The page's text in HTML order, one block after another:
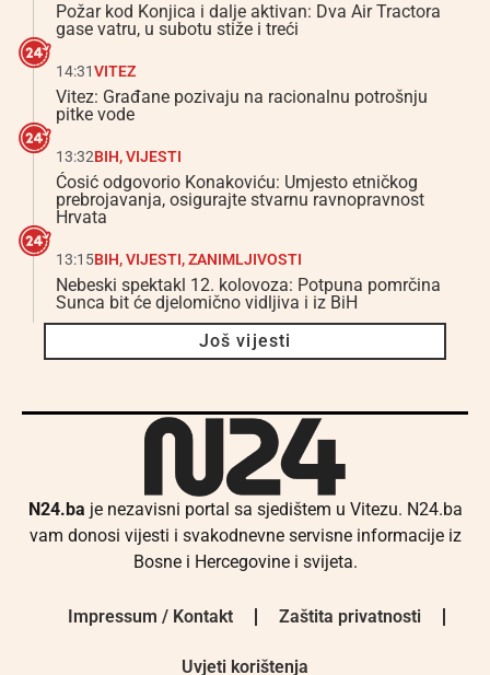
Požar kod Konjica i dalje aktivan: Dva Air Tractora
gase vatru, u subotu stiže i treći
14:31VITEZ
Vitez: Građane pozivaju na racionalnu potrošnju
pitke vode
13:32BIH,VIJESTI
Ćosić odgovorio Konakoviću: Umjesto etničkog
prebrojavanja, osigurajte stvarnu ravnopravnost
Hrvata
13:15BIH,VIJESTI,ZANIMLJIVOSTI
Nebeski spektakl 12. kolovoza: Potpuna pomrčina
Sunca bit će djelomično vidljiva i iz BiH
Još vijesti
N24.ba je nezavisni portal sa sjedištem u Vitezu. N24.ba
vam donosi vijesti i svakodnevne servisne informacije iz
Bosne i Hercegovine i svijeta.
Impressum / Kontakt Zaštita privatnosti
Uvjeti korištenja